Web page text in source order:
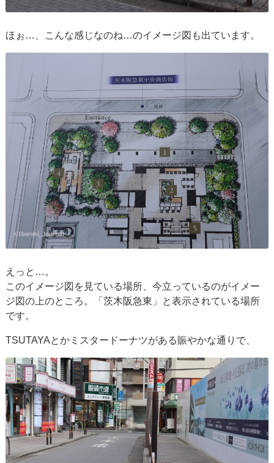
ほぉ…、こんな感じなのね…のイメージ図も出ています。
えっと…。
このイメージ図を見ている場所、今立っているのがイメー
ジ図の上のところ。「茨木阪急東」と表示されている場所
です。
TSUTAYAとかミスタードーナツがある賑やかな通りで、